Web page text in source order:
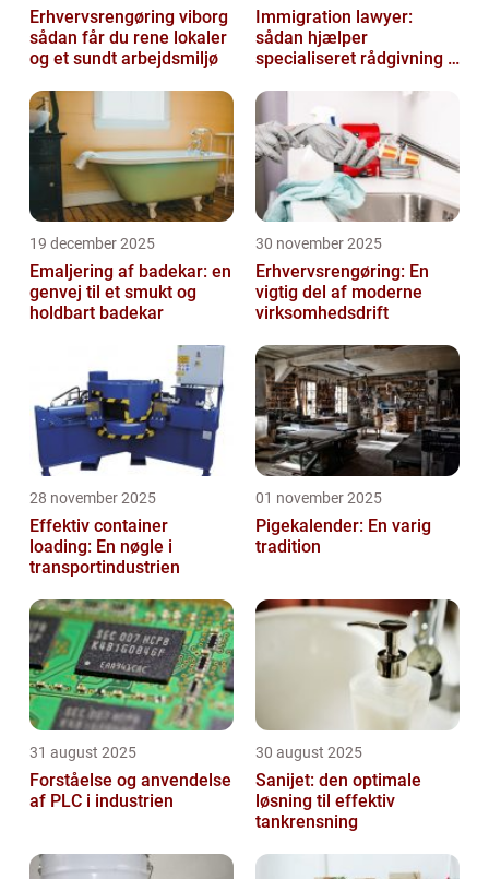
Erhvervsrengøring viborg
sådan får du rene lokaler
og et sundt arbejdsmiljø
Immigration lawyer:
sådan hjælper
specialiseret rådgivning i
19 december 2025
Emaljering af badekar: en
genvej til et smukt og
holdbart badekar
30 november 2025
Erhvervsrengøring: En
vigtig del af moderne
virksomhedsdrift
28 november 2025
Effektiv container
loading: En nøgle i
transportindustrien
01 november 2025
Pigekalender: En varig
tradition
31 august 2025
Forståelse og anvendelse
af PLC i industrien
30 august 2025
Sanijet: den optimale
løsning til effektiv
tankrensning